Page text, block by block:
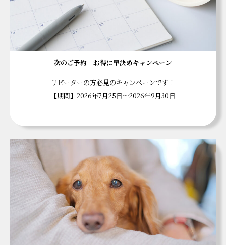
次のご予約 お得に早決めキャンペーン
リピーターの方必見のキャンペーンです！
【期間】2026年7月25日～2026年9月30日